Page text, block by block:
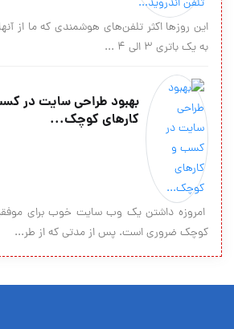
این روزها اکثر تلفن‌های هوشمندی که ما از
به یک باتری ۳ الی ۴ ...
بهبود طراحی سایت در
کارهای کوچک...
امروزه داشتن یک وب سایت خوب برای
کوچک ضروری است. پس از مدتی که از طر...